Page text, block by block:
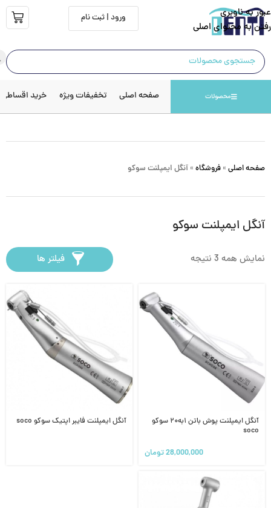
عبور به ناوبری
رفتن به محتوای اصلی
ورود | ثبت نام
محصولات صفحه اصلی تخفیفات ویژه خرید اقساطی
صفحه اصلی » فروشگاه » آنگل ایمپلنت سوکو
آنگل ایمپلنت سوکو
نمایش همه 3 نتیجه فیلتر ها
آنگل ایمپلنت پوش باتن ۱به۲۰ سوکو
soco
28,000,000تومان
آنگل ایمپلنت فایبر اپتیک سوکو soco